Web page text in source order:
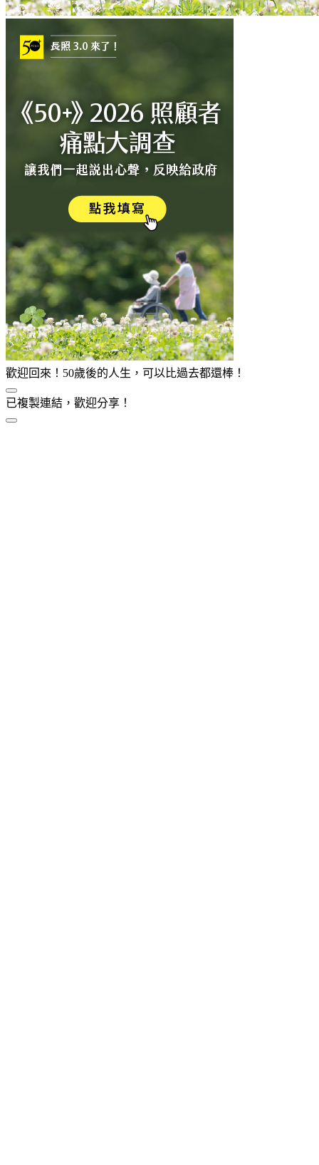
歡迎回來！50歲後的人生，可以比過去都還棒！
已複製連結，歡迎分享！